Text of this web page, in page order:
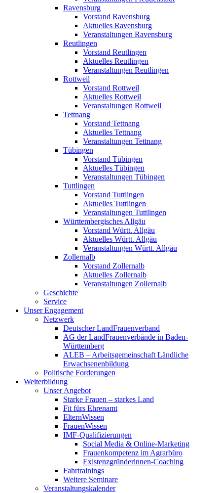
Ravensburg
Vorstand Ravensburg
Aktuelles Ravensburg
Veranstaltungen Ravensburg
Reutlingen
Vorstand Reutlingen
Aktuelles Reutlingen
Veranstaltungen Reutlingen
Rottweil
Vorstand Rottweil
Aktuelles Rottweil
Veranstaltungen Rottweil
Tettnang
Vorstand Tettnang
Aktuelles Tettnang
Veranstaltungen Tettnang
Tübingen
Vorstand Tübingen
Aktuelles Tübingen
Veranstaltungen Tübingen
Tuttlingen
Vorstand Tuttlingen
Aktuelles Tuttlingen
Veranstaltungen Tuttlingen
Württembergisches Allgäu
Vorstand Württ. Allgäu
Aktuelles Württ. Allgäu
Veranstaltungen Württ. Allgäu
Zollernalb
Vorstand Zollernalb
Aktuelles Zollernalb
Veranstaltungen Zollernalb
Geschichte
Service
Unser Engagement
Netzwerk
Deutscher LandFrauenverband
AG der LandFrauenverbände in Baden-
Württemberg
ALEB – Arbeitsgemeinschaft Ländliche
Erwachsenenbildung
Politische Forderungen
Weiterbildung
Unser Angebot
Starke Frauen – starkes Land
Fit fürs Ehrenamt
ElternWissen
FrauenWissen
IMF-Qualifizierungen
Social Media & Online-Marketing
Frauenkompetenz im Agrarbüro
Existenzgründerinnen-Coaching
Fahrtrainings
Weitere Seminare
Veranstaltungskalender